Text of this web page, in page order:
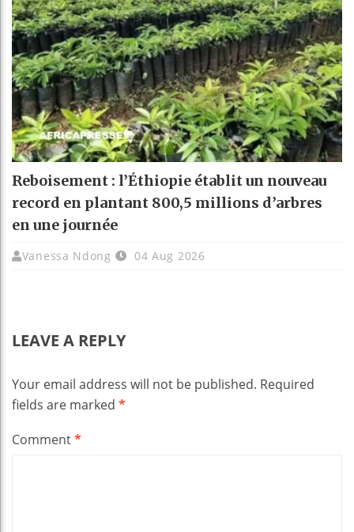
Reboisement : l’Éthiopie établit un nouveau
record en plantant 800,5 millions d’arbres
en une journée
Vanessa Ndong 04 Aug 2026
LEAVE A REPLY
Your email address will not be published. Required
fields are marked *
Comment*